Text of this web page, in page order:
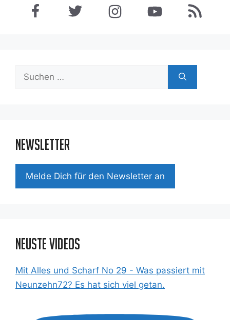
Suchen
Newsletter
Mel­de Dich für den News­let­ter an
Neuste Videos
Mit Alles und Scharf No 29 - Was passiert mit
Neunzehn72? Es hat sich viel getan.